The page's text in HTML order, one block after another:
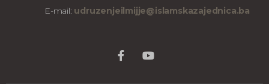
E-mail: udruzenjeilmijje@islamskazajednica.ba